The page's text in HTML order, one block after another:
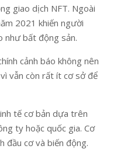
giao dịch NFT. Ngoài
2021 khiến người
như bất động sản.
cảnh báo không nên
vẫn còn rất ít cơ sở để
tế cơ bản dựa trên
ty hoặc quốc gia. Cơ
đầu cơ và biến động.